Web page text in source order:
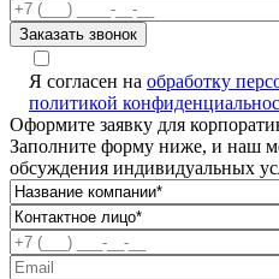
Я согласен на обработку
политикой
Оформите заявку для
Заполните форму ниже, и наш
обсуждения индивидуальных